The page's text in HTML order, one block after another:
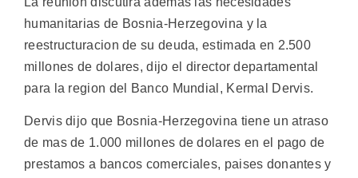
humanitarias de Bosnia-Herzegovina y la
reestructuracion de su deuda, estimada en 2.500
millones de dolares, dijo el director departamental
para la region del Banco Mundial, Kermal Dervis.
Dervis dijo que Bosnia-Herzegovina tiene un atraso
de mas de 1.000 millones de dolares en el pago de
prestamos a bancos comerciales, paises donantes y